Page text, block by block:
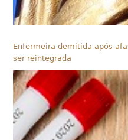
Enfermeira demitida após
ser reintegrada